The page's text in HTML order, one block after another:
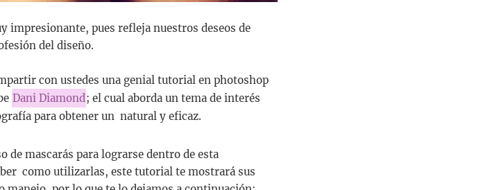
impresionante, pues refleja nuestros deseos de
del diseño.
con ustedes una genial tutorial en photoshop
Dani Diamond; el cual aborda un tema de interés
para obtener un natural y eficaz.
de mascarás para lograrse dentro de esta
como utilizarlas, este tutorial te mostrará sus